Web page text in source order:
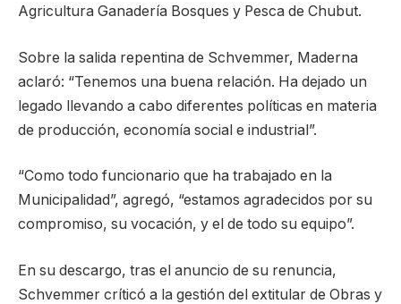
Agricultura Ganadería Bosques y Pesca de Chubut.
Sobre la salida repentina de Schvemmer, Maderna
aclaró: “Tenemos una buena relación. Ha dejado un
legado llevando a cabo diferentes políticas en materia
de producción, economía social e industrial”.
“Como todo funcionario que ha trabajado en la
Municipalidad”, agregó, “estamos agradecidos por su
compromiso, su vocación, y el de todo su equipo”.
En su descargo, tras el anuncio de su renuncia,
Schvemmer críticó a la gestión del extitular de Obras y